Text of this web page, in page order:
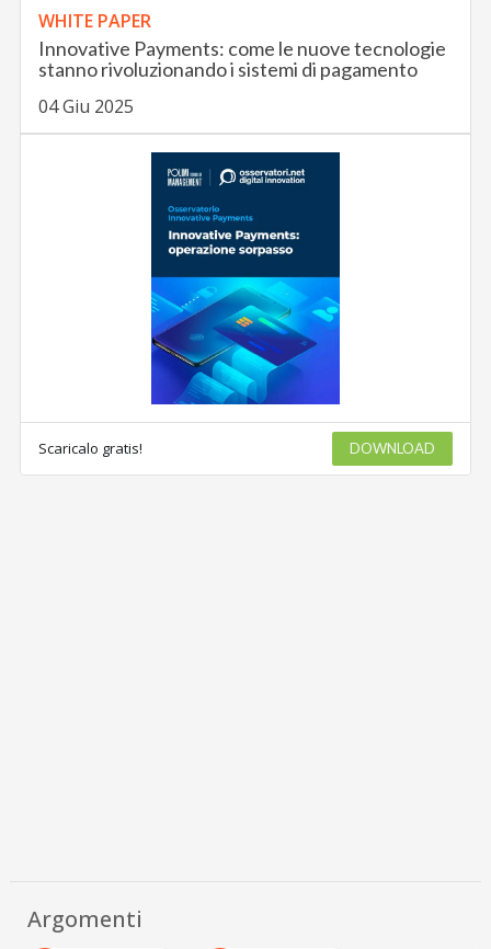
WHITE PAPER
Innovative Payments: come le nuove tecnologie
stanno rivoluzionando i sistemi di pagamento
04 Giu 2025
Scaricalo gratis! DOWNLOAD
Argomenti